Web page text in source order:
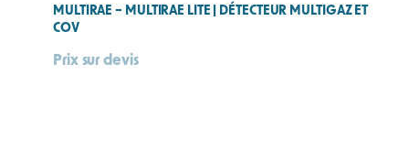
MULTIRAE – MULTIRAE LITE | DÉTECTEUR MULTIGAZ ET
COV
Prix sur devis